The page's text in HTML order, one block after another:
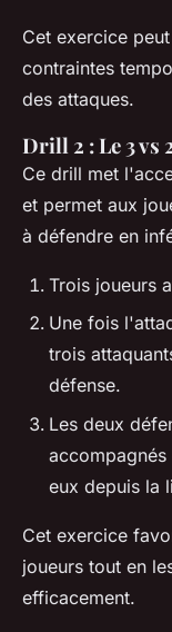
Cet exercice
contraintes
des attaques.
Drill 2 : Le 3 vs
Ce drill met
et permet aux
à défendre en
Trois joueurs
Une fois
trois
défense.
Les deux
accompagnés
eux depuis la
Cet exercice
joueurs tout en
efficacement.